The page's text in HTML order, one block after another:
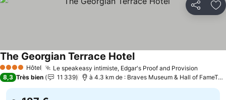
Partager
4 Étoiles Hôtel Le speakeasy intimiste, Edgar's Proof and Provision
The Georgian Terrace Hotel
8,3 Très bien 11 339 à 4.3 km de : Braves Museum & Hall of FameTurner Field Tours